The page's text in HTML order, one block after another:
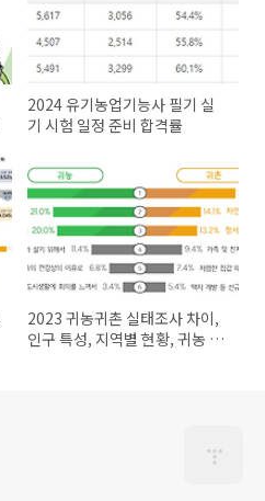
2024 유기농업기능사 필기 실
기 시험 일정 준비 합격률
2023 귀농귀촌 실태조사 차이,
인구 특성, 지역별 현황, 귀농 사